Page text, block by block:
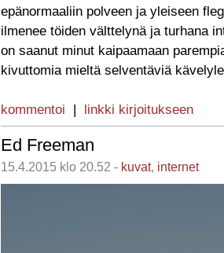
epänormaaliin polveen ja yleiseen
ilmenee töiden välttelynä ja turhana
on saanut minut kaipaamaan
kivuttomia mieltä selventäviä
kommentoi | linkki kirjoitukseen
Ed Freeman
15.4.2015 klo 20.52 - kuvat, internet